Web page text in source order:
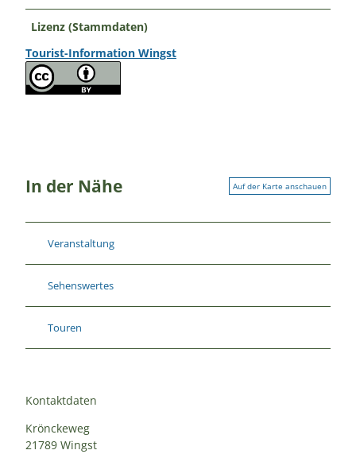
Lizenz (Stammdaten)
Tourist-Information Wingst
In der Nähe Auf der Karte anschauen
Veranstaltung
Sehenswertes
Touren
Kontaktdaten
Krönckeweg
21789 Wingst